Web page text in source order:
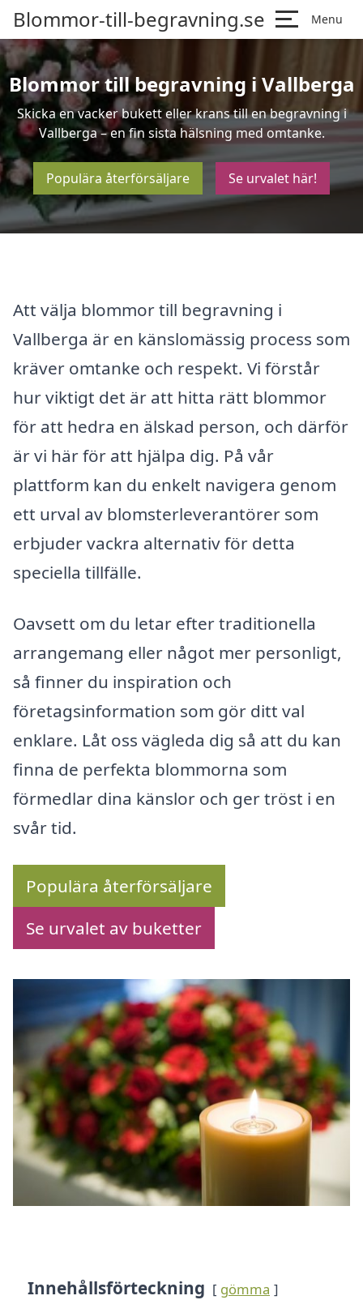
Blommor-till-begravning.se Menu
Blommor till begravning i Vallberga
Skicka en vacker bukett eller krans till en begravning i
Vallberga – en fin sista hälsning med omtanke.
Populära återförsäljare Se urvalet här!
Att välja blommor till begravning i
Vallberga är en känslomässig process som
kräver omtanke och respekt. Vi förstår
hur viktigt det är att hitta rätt blommor
för att hedra en älskad person, och därför
är vi här för att hjälpa dig. På vår
plattform kan du enkelt navigera genom
ett urval av blomsterleverantörer som
erbjuder vackra alternativ för detta
speciella tillfälle.
Oavsett om du letar efter traditionella
arrangemang eller något mer personligt,
så finner du inspiration och
företagsinformation som gör ditt val
enklare. Låt oss vägleda dig så att du kan
finna de perfekta blommorna som
förmedlar dina känslor och ger tröst i en
svår tid.
Populära återförsäljare
Se urvalet av buketter
Innehållsförteckning gömma